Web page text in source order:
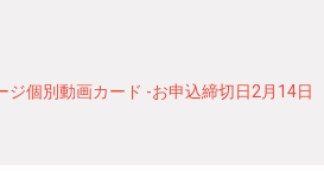
個別動画カード -お申込締切日2月14日